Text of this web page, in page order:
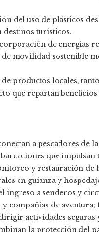
del uso de plásticos
destinos turísticos.
de energías
movilidad sostenible
productos locales,
que repartan
a pescadores de
que impulsan
y restauración de
en guianza y
ingreso a senderos y
compañías de
actividades seguras
la protección del